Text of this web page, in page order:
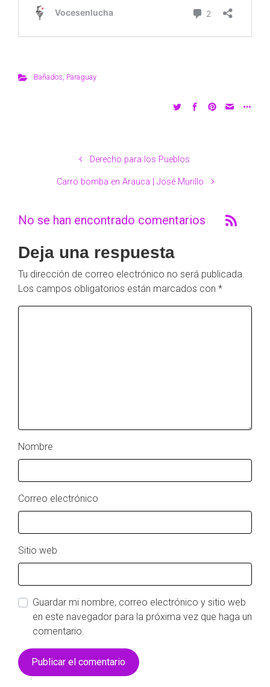
Bañados, Paraguay
Derecho para los Pueblos
Carro bomba en Arauca | José Murillo
No se han encontrado comentarios
Deja una respuesta
Tu dirección de correo electrónico no será publicada.
Los campos obligatorios están marcados con *
Nombre
Correo electrónico
Sitio web
Guardar mi nombre, correo electrónico y sitio web
en este navegador para la próxima vez que haga un
comentario.